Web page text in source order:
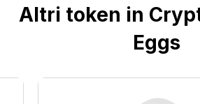
Altri token in
Eggs